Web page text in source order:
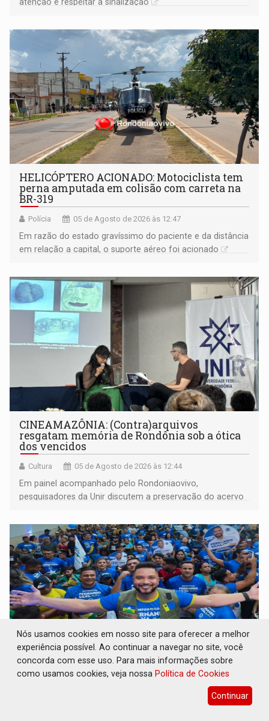
atenção e respeitar a sinalização
HELICÓPTERO ACIONADO: Motociclista tem
perna amputada em colisão com carreta na
BR-319
Polícia 05 de Agosto de 2026 às 12:47
Em razão do estado gravíssimo do paciente e da distância
em relação a capital, o suporte aéreo foi acionado
CINEAMAZÔNIA: (Contra)arquivos
resgatam memória de Rondônia sob a ótica
dos vencidos
Cultura 05 de Agosto de 2026 às 12:44
Em painel acompanhado pelo Rondoniaovivo,
pesquisadores da Unir discutem a preservação do acervo
memória como bússola para o futuro
ELEIÇÕES 2026: Fernando Silva é
homologado candidato durante convenção
Nós usamos cookies em nosso site para oferecer a melhor
experiência possível. Ao continuar a navegar no site, você
concorda com esse uso. Para mais informações sobre
como usamos cookies, veja nossa Política de Cookies
Continuar